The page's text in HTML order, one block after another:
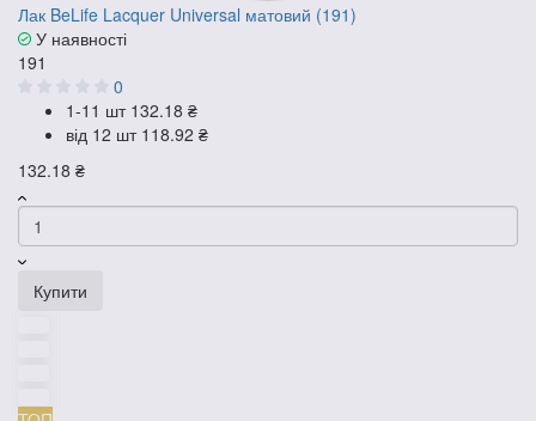
Лак BeLife Lacquer Universal матовий (191)
У наявності
191
0
1-11 шт 132.18 ₴
від 12 шт 118.92 ₴
132.18 ₴
Купити